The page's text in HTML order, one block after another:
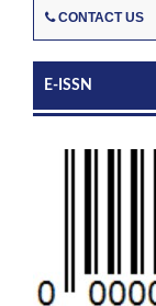
CONTACT US
E-ISSN